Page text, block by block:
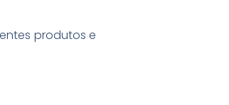
produtos e